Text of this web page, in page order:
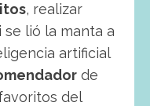
, realizar
se lió la manta a
artificial
de
del